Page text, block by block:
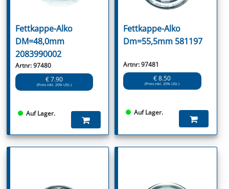
Fettkappe-Alko
DM=48,0mm
2083990002
Artnr: 97480
€ 7.90
(Preis inkl. 20% USt.)
Auf Lager.
Fettkappe-Alko
Dm=55,5mm 581197
Artnr: 97481
€ 8.50
(Preis inkl. 20% USt.)
Auf Lager.